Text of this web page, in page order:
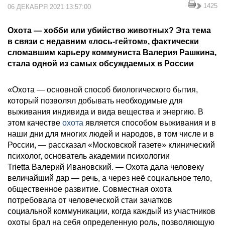
06 ДЕКАБРЯ 2021 13:57:00 1425
Охота — хобби или убийство животных? Эта тема
в связи с недавним «лось-гейтом», фактически
сломавшим карьеру коммуниста Валерия Рашкина,
стала одной из самых обсуждаемых в России
«Охота — основной способ биологического бытия,
который позволял добывать необходимые для
выживания индивида и вида вещества и энергию. В
этом качестве охота является способом выживания и в
наши дни для многих людей и народов, в том числе и в
России, — рассказал «Московской газете» клинический
психолог, основатель академии психологии
Trietta Валерий Ивановский. — Охота дала человеку
величайший дар — речь, а через неё социальное тело,
общественное развитие. Совместная охота
потребовала от человеческой стаи зачатков
социальной коммуникации, когда каждый из участников
охоты брал на себя определенную роль, позволяющую